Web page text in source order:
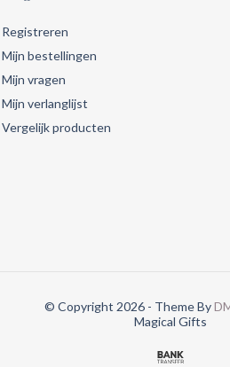
Registreren
Mijn bestellingen
Mijn vragen
Mijn verlanglijst
Vergelijk producten
© Copyright 2026 - Theme By
Magical Gifts